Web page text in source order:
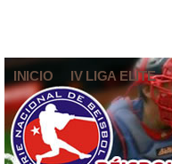
INICIO IV LIGA ELITE